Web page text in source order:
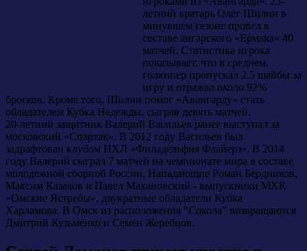
летний вратарь Олег Шилин в
минувшем сезоне провел в
составе ангарского «Ермака» 40
матчей. Статистика игрока
показывает, что в среднем,
голкипер пропускал 2.5 шайбы за
игру и отражал около 92%
бросков. Кроме того, Шилин помог «Авангарду» стать
обладателем Кубка Надежды, сыграв девять матчей.
20-летний защитник Валерий Васильев ранее выступал за
московский «Спартак». В 2012 году Васильев был
задрафтован клубом НХЛ «Филадельфия Флайерз». В 2014
году Валерий сыграл 7 матчей на чемпионате мира в составе
молодежной сборной России. Нападающие Роман Бердников,
Максим Казаков и Павел Махановский - выпускники МХК
«Омские Ястребы», двукратные обладатели Кубка
Харламова. В Омск из расположения "Сокола" возвращаются
Дмитрий Кузьменко и Семен Жеребцов.